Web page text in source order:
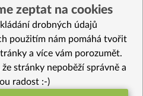
šlehačkou
zeptat na cookies
drobných údajů
použitím nám pomáhá tvořit
a více vám porozumět.
stránky nepoběží správně a
radost :-)